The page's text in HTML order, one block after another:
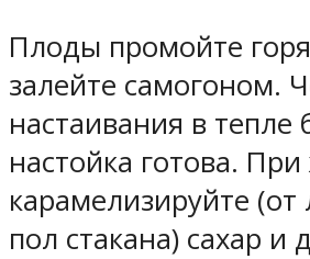
Плоды промойте
залейте самогоном.
настаивания в тепле
настойка готова.
карамелизируйте
пол стакана) сахар и